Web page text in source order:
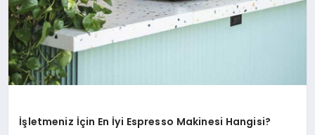
İşletmeniz İçin En İyi Espresso Makinesi Hangisi?